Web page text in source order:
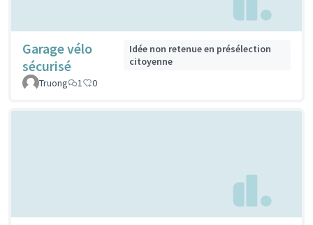
Garage vélo
sécurisé
Idée non retenue en présélection
citoyenne
Truong
1 0